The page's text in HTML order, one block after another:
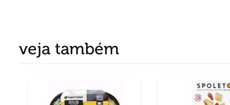
veja também